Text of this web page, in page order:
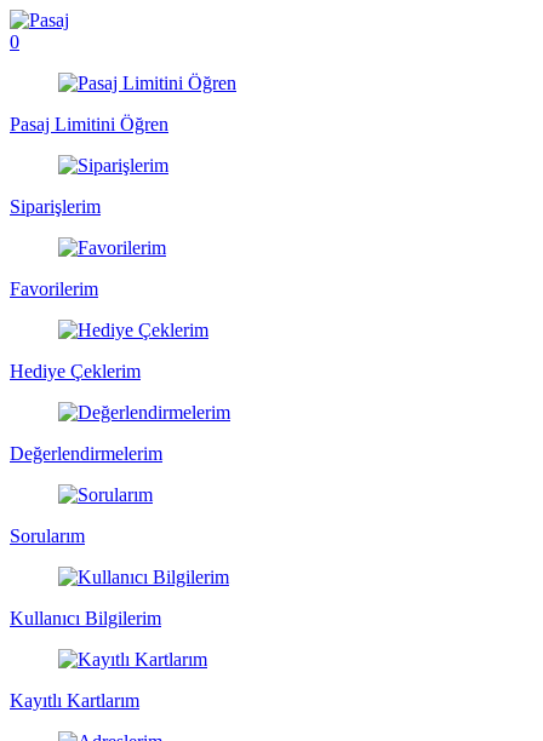
0
Pasaj Limitini Öğren
Siparişlerim
Favorilerim
Hediye Çeklerim
Değerlendirmelerim
Sorularım
Kullanıcı Bilgilerim
Kayıtlı Kartlarım